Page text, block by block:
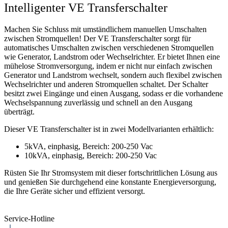
Intelligenter VE Transferschalter
Machen Sie Schluss mit umständlichem manuellen Umschalten
zwischen Stromquellen! Der VE Transferschalter sorgt für
automatisches Umschalten zwischen verschiedenen Stromquellen
wie Generator, Landstrom oder Wechselrichter. Er bietet Ihnen eine
mühelose Stromversorgung, indem er nicht nur einfach zwischen
Generator und Landstrom wechselt, sondern auch flexibel zwischen
Wechselrichter und anderen Stromquellen schaltet. Der Schalter
besitzt zwei Eingänge und einen Ausgang, sodass er die vorhandene
Wechselspannung zuverlässig und schnell an den Ausgang
überträgt.
Dieser VE Transferschalter ist in zwei Modellvarianten erhältlich:
5kVA, einphasig, Bereich: 200-250 Vac
10kVA, einphasig, Bereich: 200-250 Vac
Rüsten Sie Ihr Stromsystem mit dieser fortschrittlichen Lösung aus
und genießen Sie durchgehend eine konstante Energieversorgung,
die Ihre Geräte sicher und effizient versorgt.
Service-Hotline